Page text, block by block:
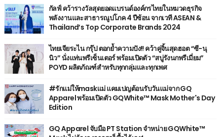
กัลฟ์ คว้ารางวัลสุดยอดแบรนด์องค์กรไทยในหมวดธุรกิจ
พลังงานและสาธารณูปโภค 4 ปีซ้อน จากเวที ASEAN &
Thailand’s Top Corporate Brands 2024
ไทยเจียระไน กรุ๊ป ตอกย้ำความปัง!! คว้าคู่จิ้นสุดฮอต “ซี-นุ
นิว” นั่งแท่นพรีเซ็นเตอร์ พร้อมเปิดตัว “สบู่รังนกพรีเมี่ยม”
POYD ผลิตภัณฑ์สำหรับทุกกลุ่มและทุกเพศ
#รักแม่ให้maskแม่ แคมเปญต้อนรับวันแม่จาก GQ
Apparel พร้อมเปิดตัว GQWhite™ Mask Mother's Day
Edition
GQ Apparel จับมือ PT Station จำหน่าย GQWhite™